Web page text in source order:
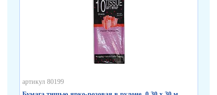
артикул 80199